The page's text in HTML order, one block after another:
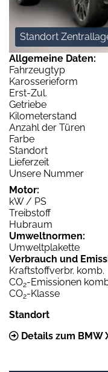
Standort
Allgemeine Daten:
Fahrzeugtyp
Karosserieform
Erst-Zul.
Getriebe
Kilometerstand
Anzahl der Türen
Farbe
Standort
Lieferzeit
Unsere Nummer
Motor:
kW / PS
Treibstoff
Hubraum
Umweltnormen:
Umweltplakette
Verbrauch und
Kraftstoffverbr. komb.
CO2-Emissionen
CO2-Klasse
Standort
Details zum BMW